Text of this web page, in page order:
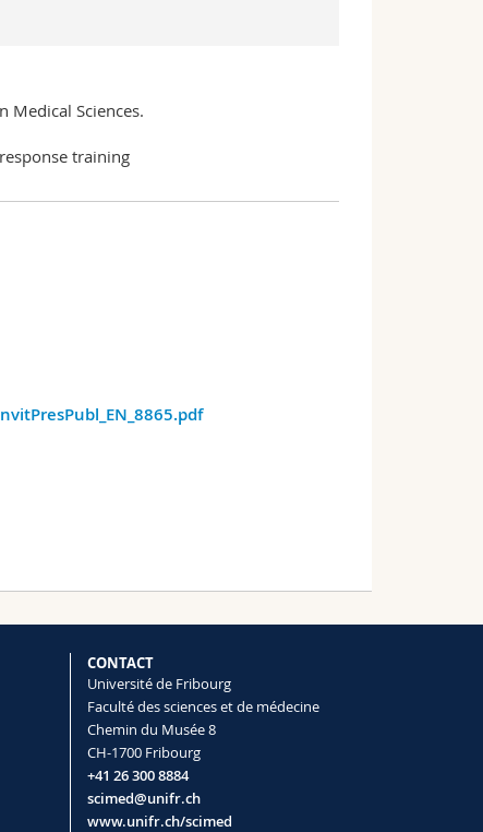
Medical Sciences.
training
CONTACT
Université de Fribourg
Faculté des sciences et de médecine
Chemin du Musée 8
CH-1700 Fribourg
+41 26 300 8884
scimed@unifr.ch
www.unifr.ch/scimed